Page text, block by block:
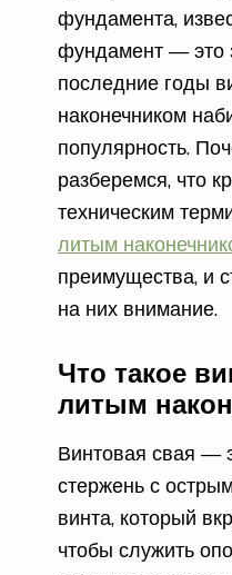
фундамента,
фундамент — это
последние годы
наконечником
популярность.
разберемся, что
техническим
литым
преимущества, и
на них внимание.
Что такое
литым
Винтовая свая —
стержень с
винта, который
чтобы служить